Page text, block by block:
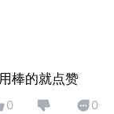
棒的就点赞
0 0